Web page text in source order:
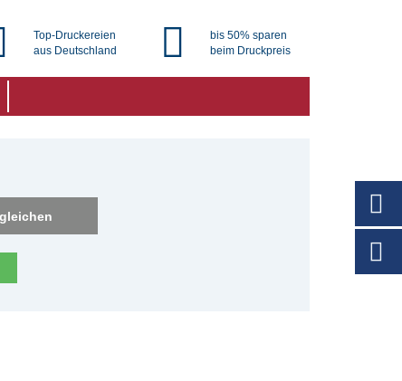
Top-Druckereien
aus Deutschland
bis 50% sparen
beim Druckpreis